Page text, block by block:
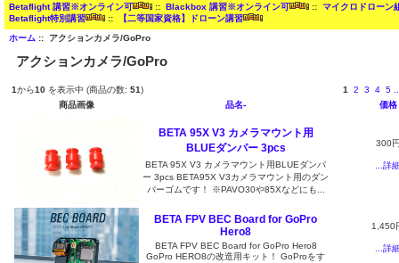
Betaflight 講習※オンライン可 :: Blackbox 講習※オンライン可 :: マイクロドローン
Betaflight特別講習
:: 【二等国家資格】ドローン講習
ホーム:: アクションカメラ/GoPro
アクションカメラ/GoPro
1から10 を表示中 (商品の数: 51) 1 2 3 4 5
商品画像
品名- 価格
BETA 95X V3 カメラマウント用
BLUEダンパー 3pcs
BETA 95X V3 カメラマウント用BLUEダンパ
ー 3pcs BETA95X V3カメラマウント用のダン
パーゴムです！ ※PAVO30や85Xなどにも...
300
...詳
BETA FPV BEC Board for GoPro
Hero8
BETA FPV BEC Board for GoPro Hero8
GoPro HERO8の改造用キット！ GoProをす
1,450
...詳